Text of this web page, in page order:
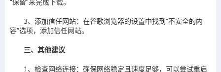
‌3、添加‌信任网站‌：在谷歌浏览器的设置中找到“不安全的内
容”选项，添加信任网站。
三、其他建议‌
‌1、检查网络连接‌：确保网络稳定且速度足够，可以尝试重启